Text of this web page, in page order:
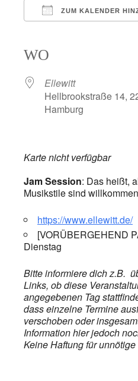
ZUM KALENDER
WO
Ellewitt
Hellbrookstraße 14,
Hamburg
Karte nicht verfügbar
Jam Session: Das heißt,
Musikstile sind
https://www.ellewitt.de/
[VORÜBERGEHEND
Dienstag
Bitte informiere dich z.B.
Links, ob diese
angegebenen Tag
dass einzelne Termine
verschoben oder
Information hier jedoch
Keine Haftung für